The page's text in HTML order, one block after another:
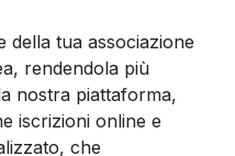
della tua associazione
rendendola più
nostra piattaforma,
iscrizioni online e
che